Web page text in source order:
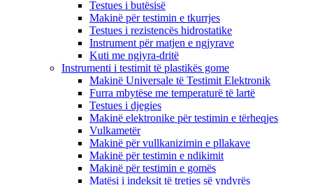
Testues i butësisë
Makinë për testimin e tkurrjes
Testues i rezistencës hidrostatike
Instrument për matjen e ngjyrave
Kuti me ngjyra-dritë
Instrumenti i testimit të plastikës gome
Makinë Universale të Testimit Elektronik
Furra mbytëse me temperaturë të lartë
Testues i djegies
Makinë elektronike për testimin e tërheqjes
Vulkametër
Makinë për vullkanizimin e pllakave
Makinë për testimin e ndikimit
Makinë për testimin e gomës
Matësi i indeksit të tretjes së yndyrës